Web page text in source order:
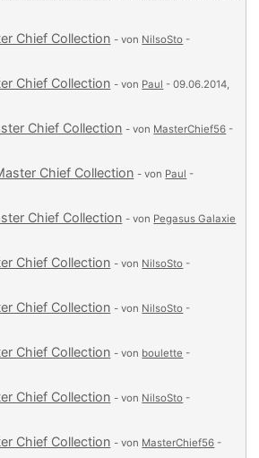
Chief Collection - von NilsoSto -
Chief Collection - von Paul - 09.06.2014,
Chief Collection - von MasterChief56 -
Chief Collection - von Paul -
Chief Collection - von Pegasus Galaxie
Chief Collection - von NilsoSto -
Chief Collection - von NilsoSto -
Chief Collection - von boulette -
Chief Collection - von NilsoSto -
Chief Collection - von MasterChief56 -